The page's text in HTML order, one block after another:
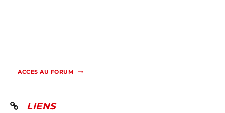
ACCES AU FORUM
LIENS